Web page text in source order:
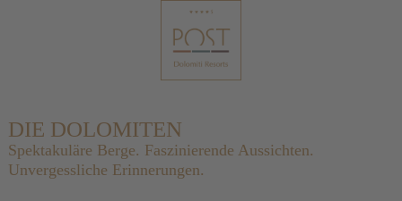
DIE DOLOMITEN
Spektakuläre Berge. Faszinierende Aussichten.
Unvergessliche Erinnerungen.